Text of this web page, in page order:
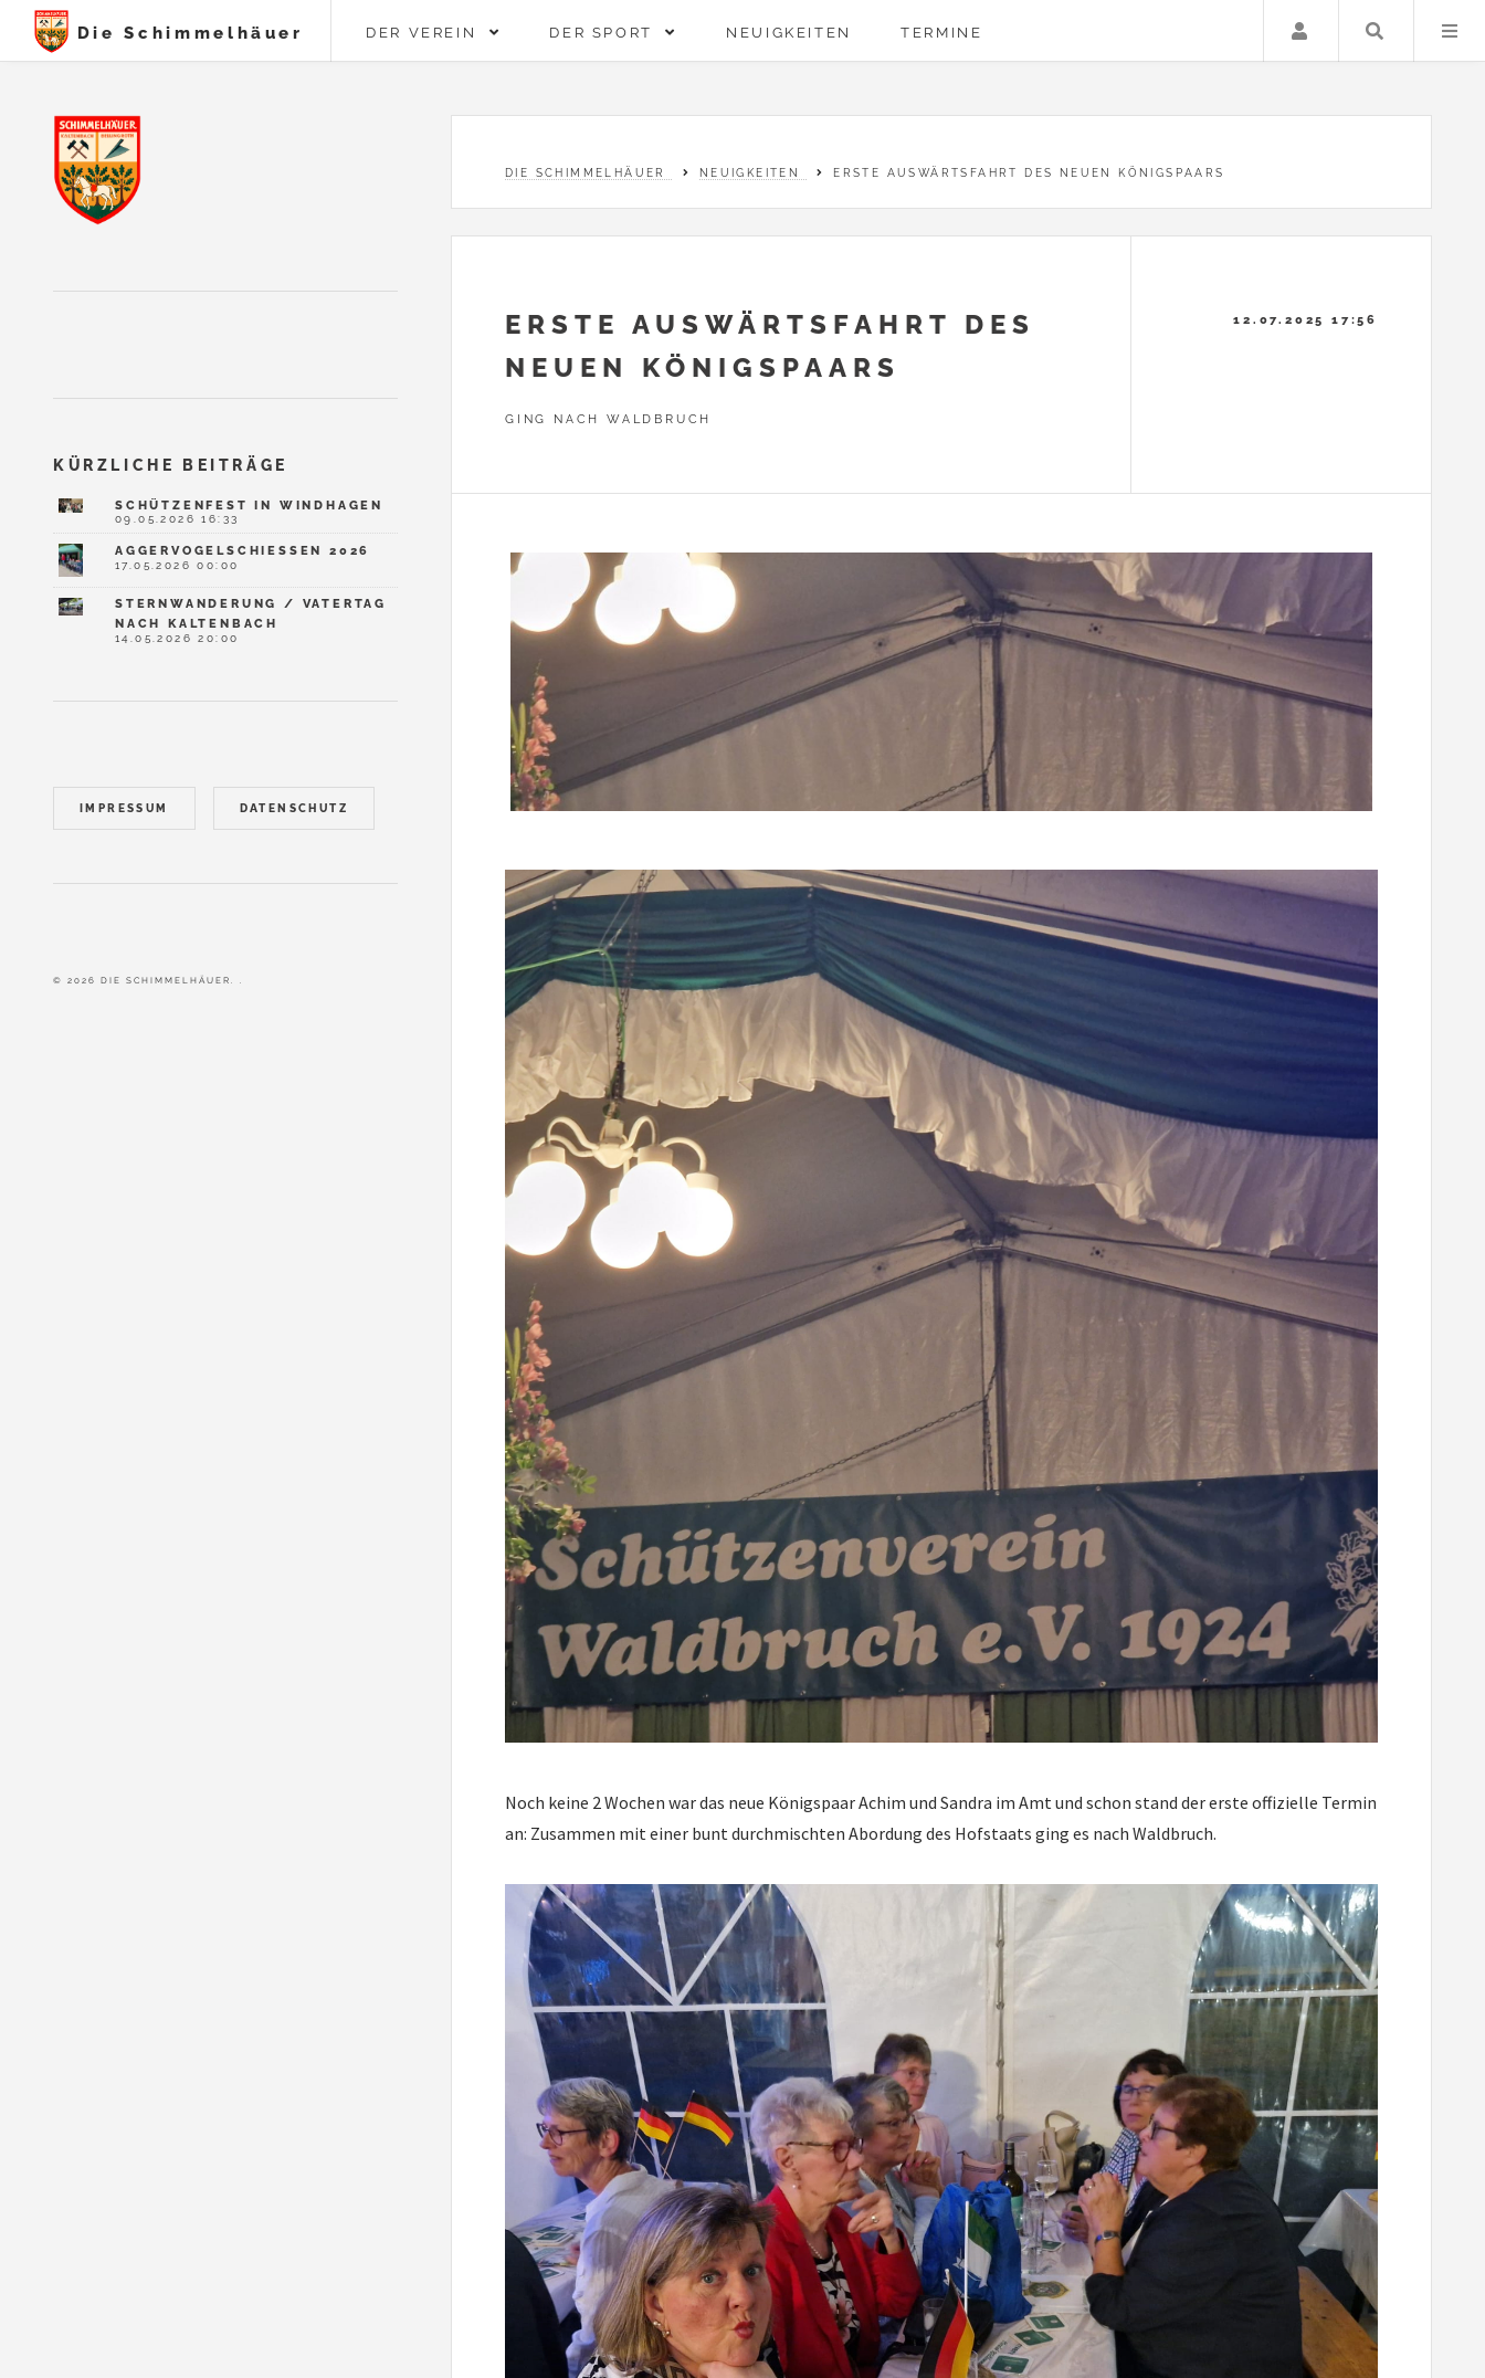
Die Schimmelhäuer DER VEREIN DER SPORT NEUIGKEITEN TERMINE Anmelden Suche …
DIE SCHIMMELHÄUER NEUIGKEITEN ERSTE AUSWÄRTSFAHRT DES NEUEN KÖNIGSPAARS
ERSTE AUSWÄRTSFAHRT DES
NEUEN KÖNIGSPAARS
GING NACH WALDBRUCH
12.07.2025 17:56
Noch keine 2 Wochen war das neue Königspaar Achim und Sandra im Amt und schon stand der erste offizielle Termin
an: Zusammen mit einer bunt durchmischten Abordung des Hofstaats ging es nach Waldbruch.
KÜRZLICHE BEITRÄGE
SCHÜTZENFEST IN WINDHAGEN
09.05.2026 16:33
AGGERVOGELSCHIESSEN 2026
17.05.2026 00:00
STERNWANDERUNG / VATERTAG
NACH KALTENBACH
14.05.2026 20:00
IMPRESSUM DATENSCHUTZ
© 2026 DIE SCHIMMELHÄUER. .